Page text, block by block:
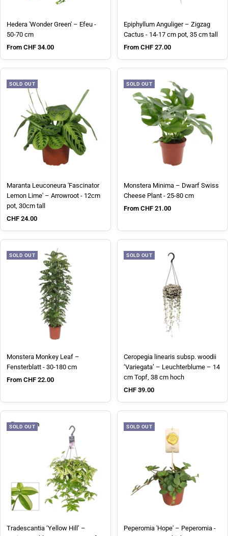
Hedera 'Wonder Green' – Efeu -
50-70 cm
Sale price
From CHF 34.00
Epiphyllum Anguliger – Zigzag
Cactus - 14-17 cm pot, 35 cm tall
Sale price
From CHF 27.00
SOLD OUT
Maranta Leuconeura 'Fascinator
Lemon Lime' – Arrowroot - 12cm
pot, 30cm tall
Sale price
CHF 24.00
SOLD OUT
Monstera Minima – Dwarf Swiss
Cheese Plant - 25-80 cm
Sale price
From CHF 21.00
SOLD OUT
Monstera Monkey Leaf –
Fensterblatt - 30-180 cm
Sale price
From CHF 22.00
SOLD OUT
Ceropegia linearis subsp. woodii
‘Variegata’ – Leuchterblume – 14
cm Topf, 38 cm hoch
Sale price
CHF 39.00
SOLD OUT
Tradescantia ‘Yellow Hill’ –
SOLD OUT
Peperomia 'Hope' – Peperomia -